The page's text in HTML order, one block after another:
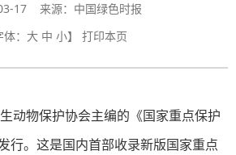
17 来源：中国绿色时报
体： 大 中 小】 打印本页
动物保护协会主编的《国家重点保护
行。这是国内首部收录新版国家重点